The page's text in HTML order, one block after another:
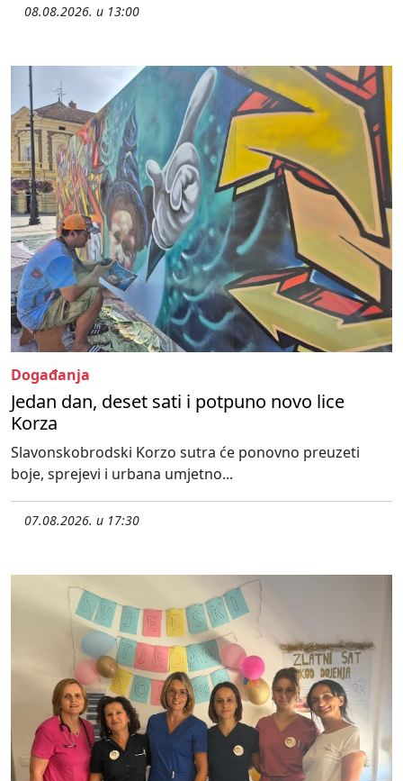
08.08.2026. u 13:00
Događanja
Jedan dan, deset sati i potpuno novo lice
Korza
Slavonskobrodski Korzo sutra će ponovno preuzeti
boje, sprejevi i urbana umjetno...
07.08.2026. u 17:30